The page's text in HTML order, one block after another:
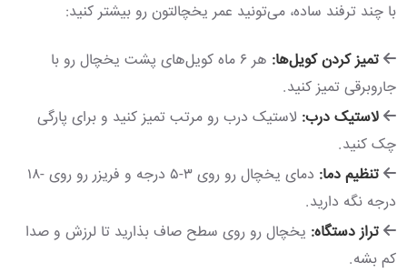
با چند ترفند ساده، می‌تونید عمر یخچالتون رو بیشتر کنید:
تمیز کردن کویل‌ها:
هر ۶ ماه کویل‌های پشت یخچال رو با
جاروبرقی تمیز کنید.
لاستیک درب: لاستیک درب رو مرتب تمیز کنید و برای پارگی
چک کنید.
تنظیم دما:
دمای یخچال رو روی ۳-۵ درجه و فریزر رو روی -۱۸
درجه نگه دارید.
تراز دستگاه: یخچال رو روی سطح صاف بذارید تا لرزش و صدا
کم بشه.